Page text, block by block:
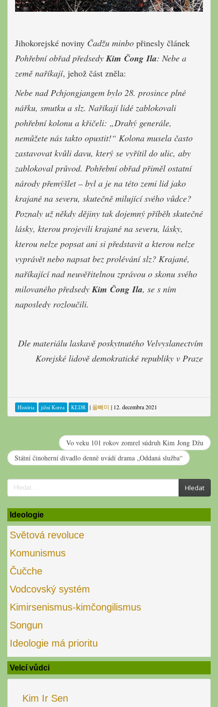
Jihokorejské noviny Čadžu minbo přinesly článek
Pohřební obřad předsedyKim Čong Ila: Nebe a
země naříkají, jehož část zněla:
Nebe nad Pchjongjangem bylo 28. prosince plné
nářku, smutku a slz. Naříkají lidé zablokovali
pohřební kolonu a křičeli: „Drahý generále,
nemůžete nás takto opustit!“ Kolona musela často
zastavovat kvůli davu, který se vyřítil do ulic, aby
zablokoval průvod. Pohřební obřad přiměl ostatní
národy přemýšlet – byl a je na této zemi lid jako
krajané na severu, skutečně milující svého vůdce?
Poznaly už někdy dějiny tak dojemný příběh skutečné
lásky, kterou projevili krajané na severu, lásky,
kterou nelze popsat ani si představit a kterou nelze
vyprávět nebo napsat bez prolévání slz? Krajané,
naříkající nad neuvěřitelnou zprávou o skonu svého
milovaného předsedyKim Čong Ila, se s ním
naposledy rozloučili.
Dle materiálu laskavě poskytnutého Velvyslanectvím
Korejské lidově demokratické republiky v Praze
História jižní Korea KĽDR | 올빼미 | 12. decembra 2021
Vo veku 101 rokov zomrel súdruh Kim Jong Džu
Státní činoherní divadlo denně uvádí drama „Oddaná služba“
Search
for:
Hledat
Ideologie
Světová revoluce
Komunismus
Čučche
Vodcovský systém
Kimirsenismus-kimčongilismus
Songun
Ideologie má prioritu
Velcí vůdci
Kim Ir Sen